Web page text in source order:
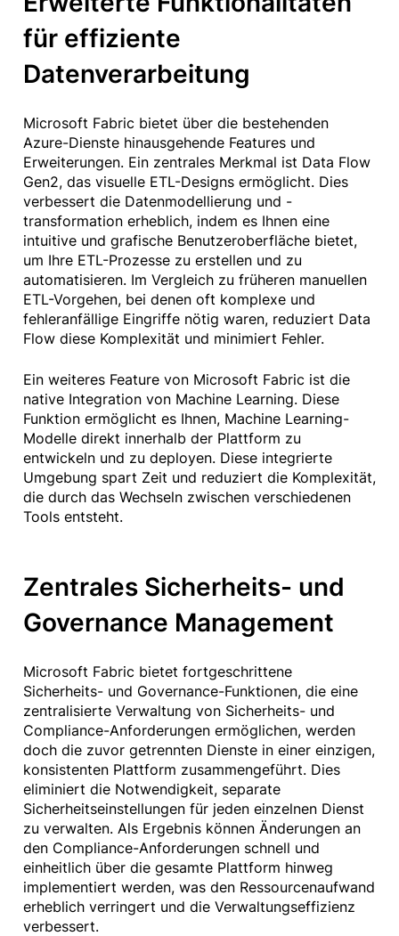
für effiziente
Datenverarbeitung
Microsoft Fabric bietet über die bestehenden
Azure-Dienste hinausgehende Features und
Erweiterungen. Ein zentrales Merkmal ist Data Flow
Gen2, das visuelle ETL-Designs ermöglicht. Dies
verbessert die Datenmodellierung und -
transformation erheblich, indem es Ihnen eine
intuitive und grafische Benutzeroberfläche bietet,
um Ihre ETL-Prozesse zu erstellen und zu
automatisieren. Im Vergleich zu früheren manuellen
ETL-Vorgehen, bei denen oft komplexe und
fehleranfällige Eingriffe nötig waren, reduziert Data
Flow diese Komplexität und minimiert Fehler.
Ein weiteres Feature von Microsoft Fabric ist die
native Integration von Machine Learning. Diese
Funktion ermöglicht es Ihnen, Machine Learning-
Modelle direkt innerhalb der Plattform zu
entwickeln und zu deployen. Diese integrierte
Umgebung spart Zeit und reduziert die Komplexität,
die durch das Wechseln zwischen verschiedenen
Tools entsteht.
Zentrales Sicherheits- und
Governance Management
Microsoft Fabric bietet fortgeschrittene
Sicherheits- und Governance-Funktionen, die eine
zentralisierte Verwaltung von Sicherheits- und
Compliance-Anforderungen ermöglichen, werden
doch die zuvor getrennten Dienste in einer einzigen,
konsistenten Plattform zusammengeführt. Dies
eliminiert die Notwendigkeit, separate
Sicherheitseinstellungen für jeden einzelnen Dienst
zu verwalten. Als Ergebnis können Änderungen an
den Compliance-Anforderungen schnell und
einheitlich über die gesamte Plattform hinweg
implementiert werden, was den Ressourcenaufwand
erheblich verringert und die Verwaltungseffizienz
verbessert.